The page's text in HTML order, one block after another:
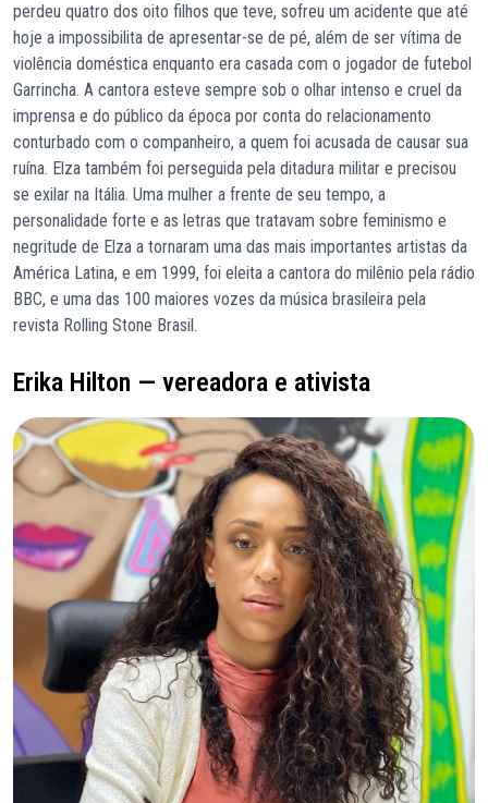
perdeu quatro dos oito filhos que teve, sofreu um acidente que até
hoje a impossibilita de apresentar-se de pé, além de ser vítima de
violência doméstica enquanto era casada com o jogador de futebol
Garrincha. A cantora esteve sempre sob o olhar intenso e cruel da
imprensa e do público da época por conta do relacionamento
conturbado com o companheiro, a quem foi acusada de causar sua
ruína. Elza também foi perseguida pela ditadura militar e precisou
se exilar na Itália. Uma mulher a frente de seu tempo, a
personalidade forte e as letras que tratavam sobre feminismo e
negritude de Elza a tornaram uma das mais importantes artistas da
América Latina, e em 1999, foi eleita a cantora do milênio pela rádio
BBC, e uma das 100 maiores vozes da música brasileira pela
revista Rolling Stone Brasil.
Erika Hilton — vereadora e ativista